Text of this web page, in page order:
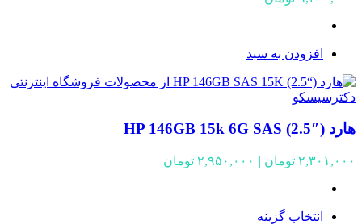
افزودن به سبد
هارد HP 146GB 15k 6G SAS (2.5″)
۲,۳۰۱,۰۰۰ تومان | ۲,۹۵۰,۰۰۰ تومان
انتخاب گزینه